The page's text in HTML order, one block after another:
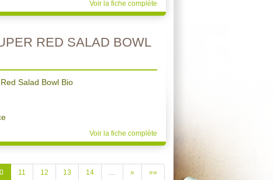
Voir la fiche complète
RED SALAD BOWL
Salad Bowl Bio
Voir la fiche complète
11 12 13 14 … » »»